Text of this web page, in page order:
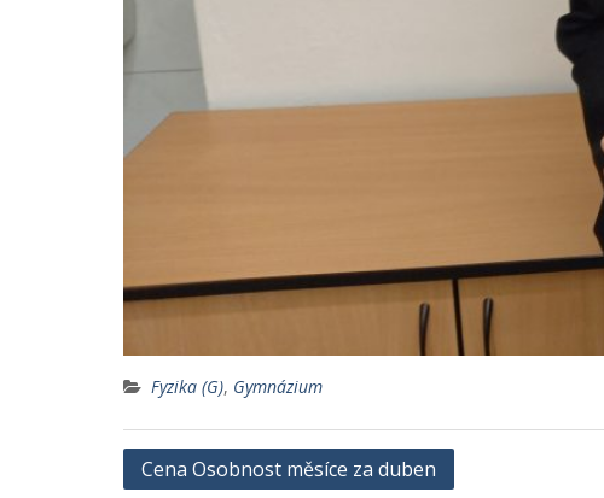
Fyzika (G), Gymnázium
Navigace
Cena Osobnost měsíce za duben